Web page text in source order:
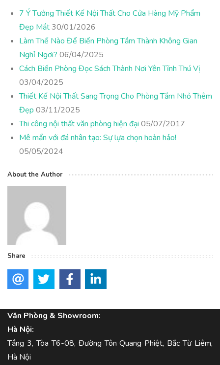
7 Ý Tưởng Thiết Kế Nội Thất Cho Cửa Hàng Mỹ Phẩm
Đẹp Mắt30/01/2026
Làm Thế Nào Để Biến Phòng Tắm Thành Không Gian
Nghỉ Ngơi? 06/04/2025
Cách Biến Phòng Đọc Sách Thành Nơi Yên Tĩnh Thú Vị
03/04/2025
Thiết Kế Nội Thất Sang Trọng Cho Phòng Tắm Nhỏ Thêm
Đẹp 03/11/2025
Thi công nội thất văn phòng hiện đại 05/07/2017
Mê mẩn với đá nhân tạo: Sự lựa chọn hoàn hảo!
05/05/2024
About the Author
Share
Văn Phòng & Showroom:
Hà Nội:
Tầng 3, Tòa T6-08, Đường Tôn Quang Phiệt, Bắc Từ Liêm,
Hà Nội